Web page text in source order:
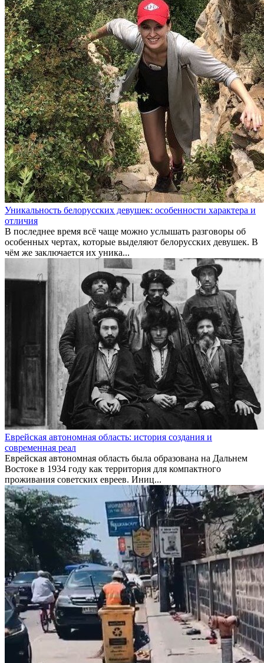
Уникальность белорусских девушек: особенности характера и
отличия
В последнее время всё чаще можно услышать разговоры об
особенных чертах, которые выделяют белорусских девушек. В
чём же заключается их уника...
Еврейская автономная область: история создания и
современная реал
Еврейская автономная область была образована на Дальнем
Востоке в 1934 году как территория для компактного
проживания советских евреев. Иниц...